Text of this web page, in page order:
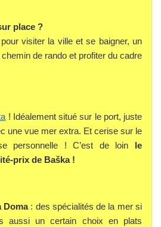
place ?
visiter la ville et se baigner, un
de rando et profiter du cadre
! Idéalement situé sur le port, juste
une vue mer extra. Et cerise sur le
personnelle ! C’est de loin le
prix de Baška !
Doma: des spécialités de la mer si
aussi un certain choix en plats